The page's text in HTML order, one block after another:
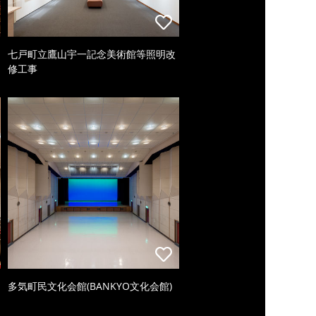
七戸町立鷹山宇一記念美術館等照明改
修工事
多気町民文化会館(BANKYO文化会館)